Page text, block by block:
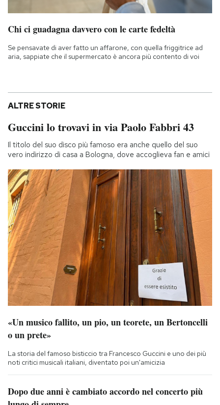
Chi ci guadagna davvero con le carte fedeltà
Se pensavate di aver fatto un affarone, con quella friggitrice ad
aria, sappiate che il supermercato è ancora più contento di voi
ALTRE STORIE
Guccini lo trovavi in via Paolo Fabbri 43
Il titolo del suo disco più famoso era anche quello del suo
vero indirizzo di casa a Bologna, dove accoglieva fan e amici
«Un musico fallito, un pio, un teorete, un Bertoncelli
o un prete»
La storia del famoso bisticcio tra Francesco Guccini e uno dei più
noti critici musicali italiani, diventato poi un'amicizia
Dopo due anni è cambiato accordo nel concerto più